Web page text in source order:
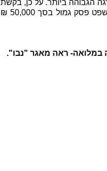
הגבוהה ביותר. על כן, בקשת
התובע לפסוק גמול בסך 100,000 ₪ ושכר טרחה בסך 600,000 ₪ לא התקבלה במלואה, ובית המשפט פסק גמול בסך 50,000 ₪
במלואה- ראה מאגר "נבו".